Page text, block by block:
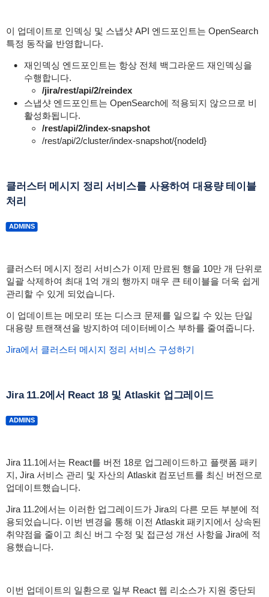
이 업데이트로 인덱싱 및 스냅샷 API 엔드포인트는 OpenSearch
특정 동작을 반영합니다.
재인덱싱 엔드포인트는 항상 전체 백그라운드 재인덱싱을
수행합니다.
/jira/rest/api/2/reindex
스냅샷 엔드포인트는 OpenSearch에 적용되지 않으므로 비
활성화됩니다.
/rest/api/2/index-snapshot
/rest/api/2/cluster/index-snapshot/{nodeId}
클러스터 메시지 정리 서비스를 사용하여 대용량 테이블
처리
ADMINS
클러스터 메시지 정리 서비스가 이제 만료된 행을 10만 개 단위로
일괄 삭제하여 최대 1억 개의 행까지 매우 큰 테이블을 더욱 쉽게
관리할 수 있게 되었습니다.
이 업데이트는 메모리 또는 디스크 문제를 일으킬 수 있는 단일
대용량 트랜잭션을 방지하여 데이터베이스 부하를 줄여줍니다.
Jira에서 클러스터 메시지 정리 서비스 구성하기
Jira 11.2에서 React 18 및 Atlaskit 업그레이드
ADMINS
Jira 11.1에서는 React를 버전 18로 업그레이드하고 플랫폼 패키
지, Jira 서비스 관리 및 자산의 Atlaskit 컴포넌트를 최신 버전으로
업데이트했습니다.
Jira 11.2에서는 이러한 업그레이드가 Jira의 다른 모든 부분에 적
용되었습니다. 이번 변경을 통해 이전 Atlaskit 패키지에서 상속된
취약점을 줄이고 최신 버그 수정 및 접근성 개선 사항을 Jira에 적
용했습니다.
이번 업데이트의 일환으로 일부 React 웹 리소스가 지원 중단되